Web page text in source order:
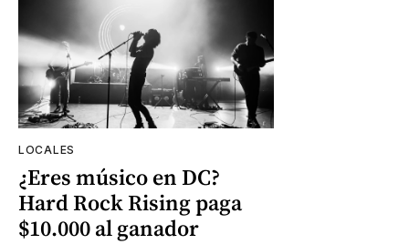
LOCALES
¿Eres músico en DC?
Hard Rock Rising paga
$10.000 al ganador